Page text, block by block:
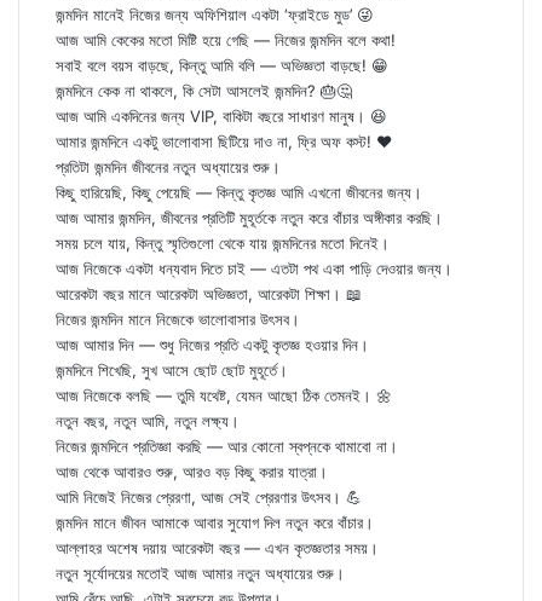
জন্মদিন মানেই নিজের জন্য অফিশিয়াল একটা ‘ফ্রাইডে মুড’ 😜
আজ আমি কেকের মতো মিষ্টি হয়ে গেছি — নিজের জন্মদিন বলে কথা!
সবাই বলে বয়স বাড়ছে, কিন্তু আমি বলি — অভিজ্ঞতা বাড়ছে! 😁
জন্মদিনে কেক না থাকলে, কি সেটা আসলেই জন্মদিন? 🎂🤔
আজ আমি একদিনের জন্য VIP, বাকিটা বছরে সাধারণ মানুষ। 😆
আমার জন্মদিনে একটু ভালোবাসা ছিটিয়ে দাও না, ফ্রি অফ কস্ট! ❤️
প্রতিটা জন্মদিন জীবনের নতুন অধ্যায়ের শুরু।
কিছু হারিয়েছি, কিছু পেয়েছি — কিন্তু কৃতজ্ঞ আমি এখনো জীবনের জন্য।
আজ আমার জন্মদিন, জীবনের প্রতিটি মুহূর্তকে নতুন করে বাঁচার অঙ্গীকার করছি।
সময় চলে যায়, কিন্তু স্মৃতিগুলো থেকে যায় জন্মদিনের মতো দিনেই।
আজ নিজেকে একটা ধন্যবাদ দিতে চাই — এতটা পথ একা পাড়ি দেওয়ার জন্য।
আরেকটা বছর মানে আরেকটা অভিজ্ঞতা, আরেকটা শিক্ষা। 📖
নিজের জন্মদিন মানে নিজেকে ভালোবাসার উৎসব।
আজ আমার দিন — শুধু নিজের প্রতি একটু কৃতজ্ঞ হওয়ার দিন।
জন্মদিনে শিখেছি, সুখ আসে ছোট ছোট মুহূর্তে।
আজ নিজেকে বলছি — তুমি যথেষ্ট, যেমন আছো ঠিক তেমনই। 🌼
নতুন বছর, নতুন আমি, নতুন লক্ষ্য।
নিজের জন্মদিনে প্রতিজ্ঞা করছি — আর কোনো স্বপ্নকে থামাবো না।
আজ থেকে আবারও শুরু, আরও বড় কিছু করার যাত্রা।
আমি নিজেই নিজের প্রেরণা, আজ সেই প্রেরণার উৎসব। 💪
জন্মদিন মানে জীবন আমাকে আবার সুযোগ দিল নতুন করে বাঁচার।
আল্লাহর অশেষ দয়ায় আরেকটা বছর — এখন কৃতজ্ঞতার সময়।
নতুন সূর্যোদয়ের মতোই আজ আমার নতুন অধ্যায়ের শুরু।